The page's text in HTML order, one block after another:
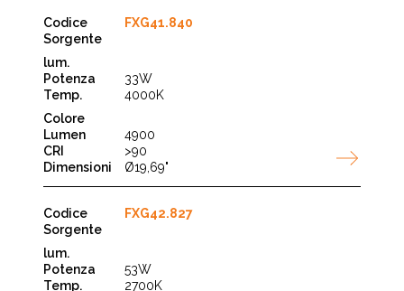
FXG41.840
33W
4000K
4900
>90
Ø19,69"
FXG42.827
53W
2700K